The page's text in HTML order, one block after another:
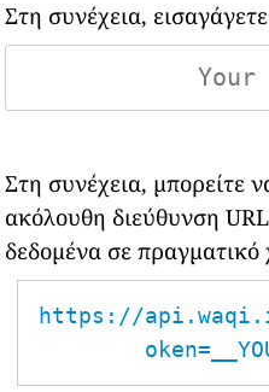
Στη συνέχεια,
Στη συνέχεια, μπορείτε
ακόλουθη διεύθυνση
δεδομένα σε πραγματικό
https://